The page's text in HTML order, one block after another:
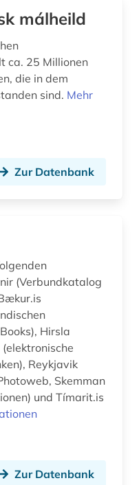
málheild
die in dem
sind. Mehr
Zur Datenbank
Hirsla
Reykjavik
Skemman
und Tímarit.is
Zur Datenbank